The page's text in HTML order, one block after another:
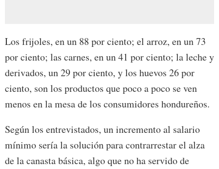
Los frijoles, en un 88 por ciento; el arroz, en un 73
por ciento; las carnes, en un 41 por ciento; la leche y
derivados, un 29 por ciento, y los huevos 26 por
ciento, son los productos que poco a poco se ven
menos en la mesa de los consumidores hondureños.
Según los entrevistados, un incremento al salario
mínimo sería la solución para contrarrestar el alza
de la canasta básica, algo que no ha servido de